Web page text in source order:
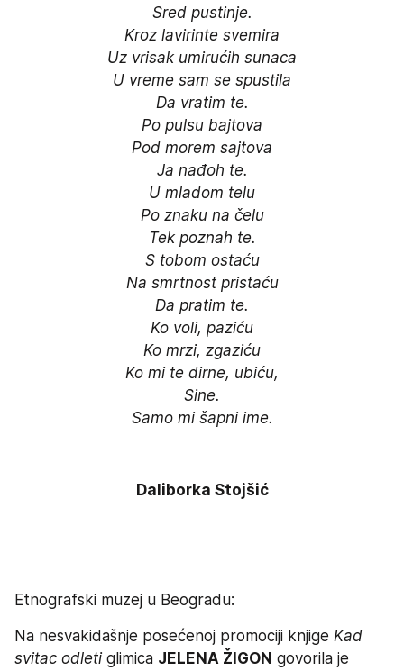
Sred pustinje.
Kroz lavirinte svemira
Uz vrisak umirućih sunaca
U vreme sam se spustila
Da vratim te.
Po pulsu bajtova
Pod morem sajtova
Ja nađoh te.
U mladom telu
Po znaku na čelu
Tek poznah te.
S tobom ostaću
Na smrtnost pristaću
Da pratim te.
Ko voli, paziću
Ko mrzi, zgaziću
Ko mi te dirne, ubiću,
Sine.
Samo mi šapni ime.
Daliborka Stojšić
Etnografski muzej u Beogradu:
Na nesvakidašnje posećenoj promociji knjige Kad
svitac odleti glimica JELENA ŽIGON govorila je